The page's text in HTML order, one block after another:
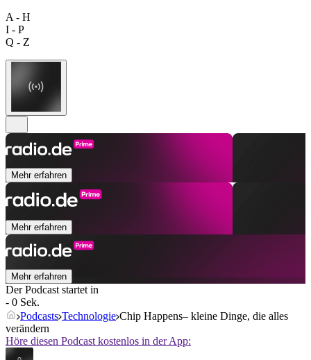
A - H
I - P
Q - Z
Mehr erfahren
Mehr erfahren
Mehr erfahren
Der Podcast startet in
- 0 Sek.
Podcasts Technologie Chip Happens– kleine Dinge, die alles
verändern
Höre diesen Podcast kostenlos in der App: